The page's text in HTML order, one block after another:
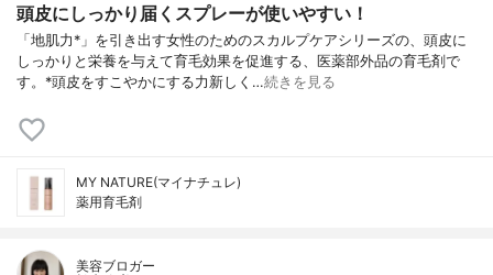
頭皮にしっかり届くスプレーが使いやすい！
「地肌力*」を引き出す女性のためのスカルプケアシリーズの、頭皮に
しっかりと栄養を与えて育毛効果を促進する、医薬部外品の育毛剤で
す。*頭皮をすこやかにする力新しく…続きを見る
MY NATURE(マイナチュレ)
薬用育毛剤
美容ブロガー